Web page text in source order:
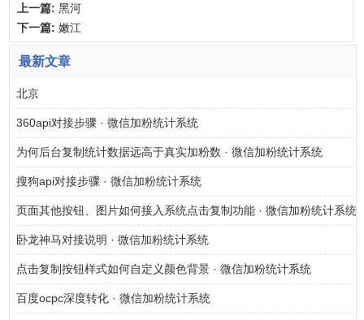
上一篇: 黑河
下一篇: 嫩江
最新文章
北京
360api对接步骤 · 微信加粉统计系统
为何后台复制统计数据远高于真实加粉数 · 微信加粉统计系统
搜狗api对接步骤 · 微信加粉统计系统
页面其他按钮、图片如何接入系统点击复制功能 · 微信加粉统计系统
卧龙神马对接说明 · 微信加粉统计系统
点击复制按钮样式如何自定义颜色背景 · 微信加粉统计系统
百度ocpc深度转化 · 微信加粉统计系统